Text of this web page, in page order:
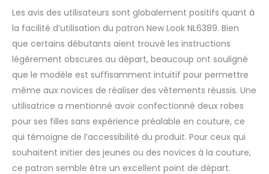
Les avis des utilisateurs sont globalement positifs quant à
la facilité d’utilisation du patron New Look NL6389. Bien
que certains débutants aient trouvé les instructions
légèrement obscures au départ, beaucoup ont souligné
que le modèle est suffisamment intuitif pour permettre
même aux novices de réaliser des vêtements réussis. Une
utilisatrice a mentionné avoir confectionné deux robes
pour ses filles sans expérience préalable en couture, ce
qui témoigne de l’accessibilité du produit. Pour ceux qui
souhaitent initier des jeunes ou des novices à la couture,
ce patron semble être un excellent point de départ.